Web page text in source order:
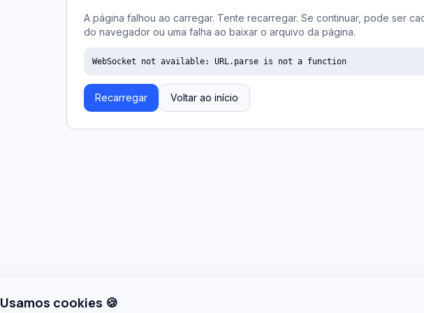
A página falhou ao carregar. Tente recarregar. Se continuar, pode ser
do navegador ou uma falha ao baixar o arquivo da página.
WebSocket not available: URL.parse is not a function
Recarregar Voltar ao início
Usamos cookies 🍪